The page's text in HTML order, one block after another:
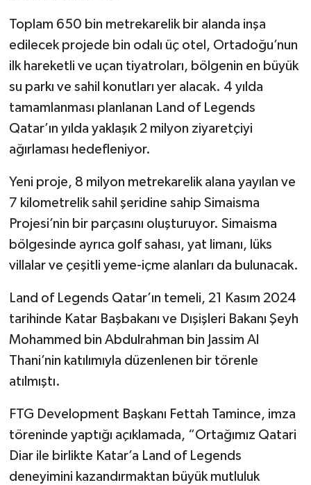
Toplam 650 bin metrekarelik bir alanda inşa
edilecek projede bin odalı üç otel, Ortadoğu’nun
ilk hareketli ve uçan tiyatroları, bölgenin en büyük
su parkı ve sahil konutları yer alacak. 4 yılda
tamamlanması planlanan Land of Legends
Qatar’ın yılda yaklaşık 2 milyon ziyaretçiyi
ağırlaması hedefleniyor.
Yeni proje, 8 milyon metrekarelik alana yayılan ve
7 kilometrelik sahil şeridine sahip Simaisma
Projesi’nin bir parçasını oluşturuyor. Simaisma
bölgesinde ayrıca golf sahası, yat limanı, lüks
villalar ve çeşitli yeme-içme alanları da bulunacak.
Land of Legends Qatar’ın temeli, 21 Kasım 2024
tarihinde Katar Başbakanı ve Dışişleri Bakanı Şeyh
Mohammed bin Abdulrahman bin Jassim Al
Thani’nin katılımıyla düzenlenen bir törenle
atılmıştı.
FTG Development Başkanı Fettah Tamince, imza
töreninde yaptığı açıklamada, “Ortağımız Qatari
Diar ile birlikte Katar’a Land of Legends
deneyimini kazandırmaktan büyük mutluluk